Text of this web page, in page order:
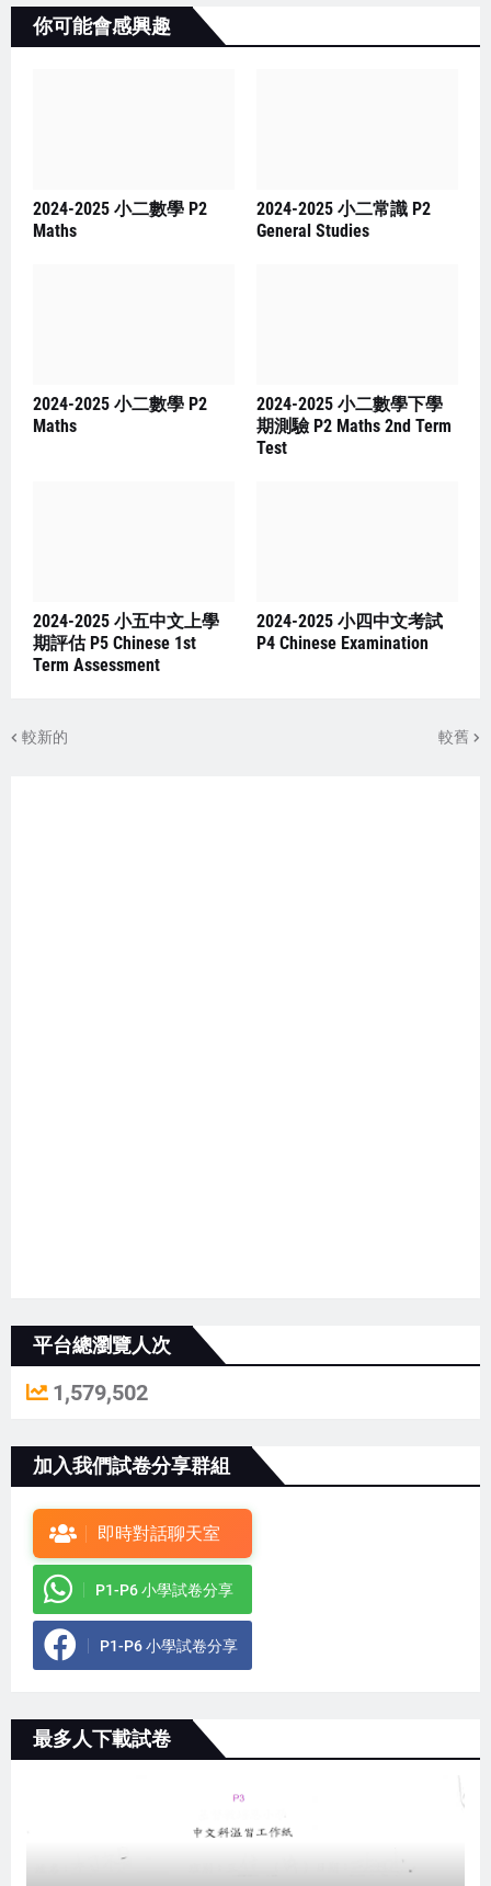
你可能會感興趣
2024-2025 小二數學 P2
Maths
2024-2025 小二常識 P2
General Studies
2024-2025 小二數學 P2
Maths
2024-2025 小二數學下學
期測驗 P2 Maths 2nd Term
Test
2024-2025 小五中文上學
期評估 P5 Chinese 1st
Term Assessment
2024-2025 小四中文考試
P4 Chinese Examination
較新的 較舊
平台總瀏覽人次
1,579,502
加入我們試卷分享群組
即時對話聊天室
P1-P6 小學試卷分享
P1-P6 小學試卷分享
最多人下載試卷